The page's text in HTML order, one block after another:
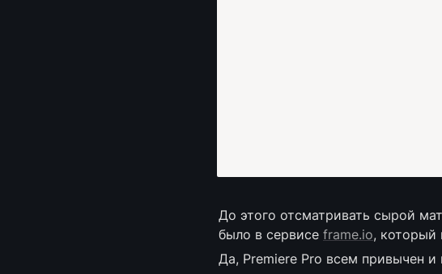
До этого отсматривать сырой
было в сервисе frame.io, который
Да, Premiere Pro всем привычен